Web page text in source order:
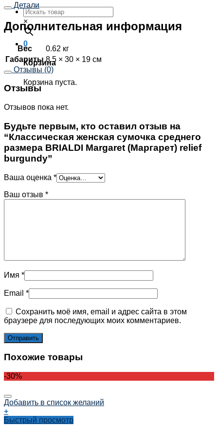
×
0
Корзина
Корзина пуста.
Детали
Дополнительная информация
Вес
0.62 кг
Габариты 8.5 × 30 × 19 см
Отзывы (0)
Отзывы
Отзывов пока нет.
Будьте первым, кто оставил отзыв на
“Классическая женская сумочка среднего
размера BRIALDI Margaret (Маргарет) relief
burgundy”
Ваша оценка *
Ваш отзыв *
Имя *
Email *
Сохранить моё имя, email и адрес сайта в этом
браузере для последующих моих комментариев.
Похожие товары
-30%
Добавить в список желаний
+
Быстрый просмотр